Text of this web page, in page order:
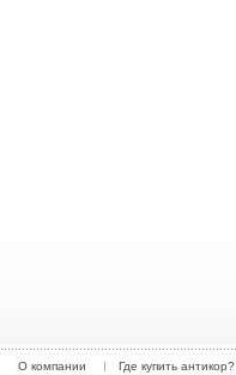
О компании Где купить антикор?